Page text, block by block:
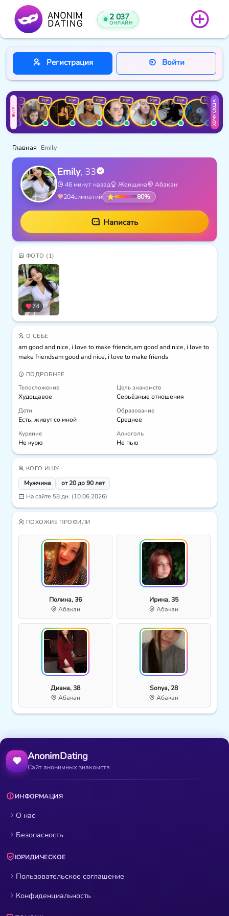
2 037
ОНЛАЙН
Регистрация Войти
VIP
VIP VIP VIP VIP VIP VIP VIP VIP ХОЧУ СЮДА
Главная Emily
Emily, 33
46 минут назад Женщина
Абакан
204симпатий 80%
Написать
ФОТО (1)
74
О СЕБЕ
am good and nice, i love to make friends,am good and nice, i love to
make friendsam good and nice, i love to make friends
ПОДРОБНЕЕ
Телосложение
Худощавое
Цель знакомств
Серьёзные отношения
Дети
Есть, живут со мной
Образование
Среднее
Курение
Не курю
Алкоголь
Не пью
КОГО ИЩУ
Мужчина
от 20 до 90 лет
На сайте 58 дн. (10.06.2026)
ПОХОЖИЕ ПРОФИЛИ
Полина, 36
Абакан
Ирина, 35
Абакан
Диана, 38
Абакан
Sonya, 28
Абакан
AnonimDating
Сайт анонимных знакомств
ИНФОРМАЦИЯ
О нас
Безопасность
ЮРИДИЧЕСКОЕ
Пользовательское соглашение
Конфиденциальность